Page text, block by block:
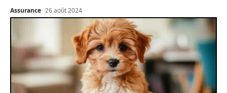
Assurance 26 août 2024